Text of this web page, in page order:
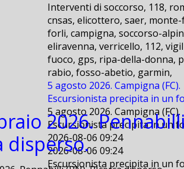
Interventi di soccorso, 118,
cnsas, elicottero, saer, monte-
forli, campigna, soccorso-
eliravenna, verricello, 112,
fuoco, gps, ripa-della-donna,
rabio, fosso-abetio, garmin,
5 agosto 2026. Campigna (FC).
Escursionista precipita in un
5 agosto 2026. Campigna (FC).
Escursionista precipita in un
2026-08-06 09:24
2026-08-06 09:24
Escursionista precipita in un
2026.
disperso.